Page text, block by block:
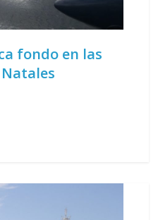
fondo en las